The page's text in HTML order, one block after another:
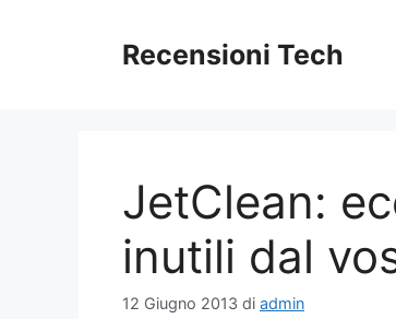
Recensioni Tech
JetClean:
inutili dal
12 Giugno 2013 di admin